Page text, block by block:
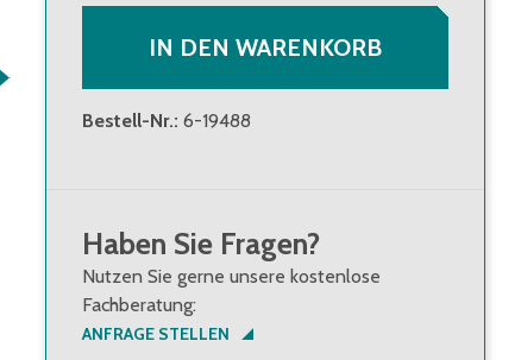
IN DEN WARENKORB
Bestell-Nr.: 6-19488
Haben Sie Fragen?
Nutzen Sie gerne unsere kostenlose
Fachberatung:
ANFRAGE STELLEN